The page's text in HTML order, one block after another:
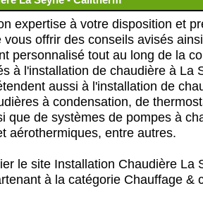
expertise à votre disposition et
vous offrir des conseils avisés
personnalisé tout au long de la
à l'installation de chaudière à La
aussi à l'installation de
à condensation, de
que de systèmes de pompes à
aérothermiques, entre autres.
le site Installation Chaudière La
à la catégorie Chauffage &